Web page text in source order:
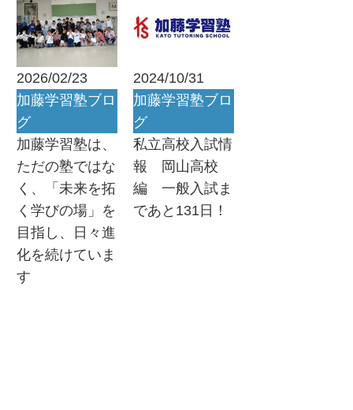
2026/02/23
加藤学習塾ブロ
グ
加藤学習塾は、
ただの塾ではな
く、「未来を拓
く学びの場」を
目指し、日々進
化を続けていま
す
2024/10/31
加藤学習塾ブロ
グ
私立高校入試情
報 岡山高校
編 一般入試ま
であと131日！